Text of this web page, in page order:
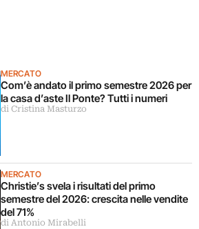
MERCATO
Com’è andato il primo semestre 2026 per
la casa d’aste Il Ponte? Tutti i numeri
di Cristina Masturzo
MERCATO
Christie’s svela i risultati del primo
semestre del 2026: crescita nelle vendite
del 71%
di Antonio Mirabelli